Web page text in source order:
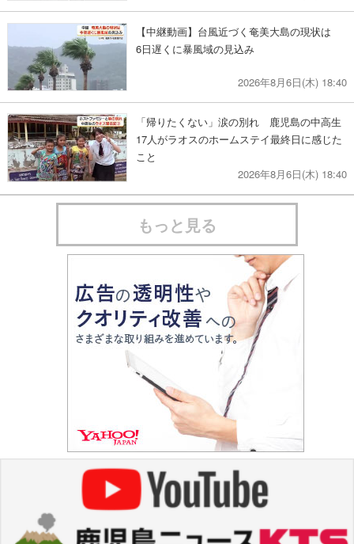
【中継動画】台風近づく奄美大島の現状は
6日遅くに暴風域の見込み
2026年8月6日(木) 18:40
「帰りたくない」涙の別れ 鹿児島の中高生
17人がラオスのホームステイ最終日に感じた
こと
2026年8月6日(木) 18:40
もっと見る